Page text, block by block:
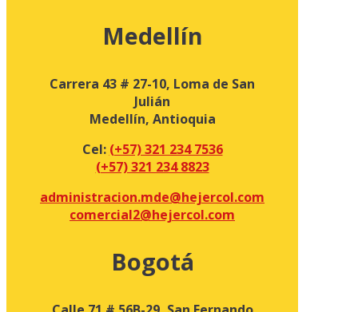
Medellín
Carrera 43 # 27-10, Loma de San
Julián
Medellín, Antioquia
Cel: (+57) 321 234 7536
(+57) 321 234 8823
administracion.mde@hejercol.com
comercial2@hejercol.com
Bogotá